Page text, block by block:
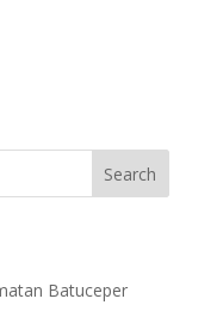
Search
Batuceper